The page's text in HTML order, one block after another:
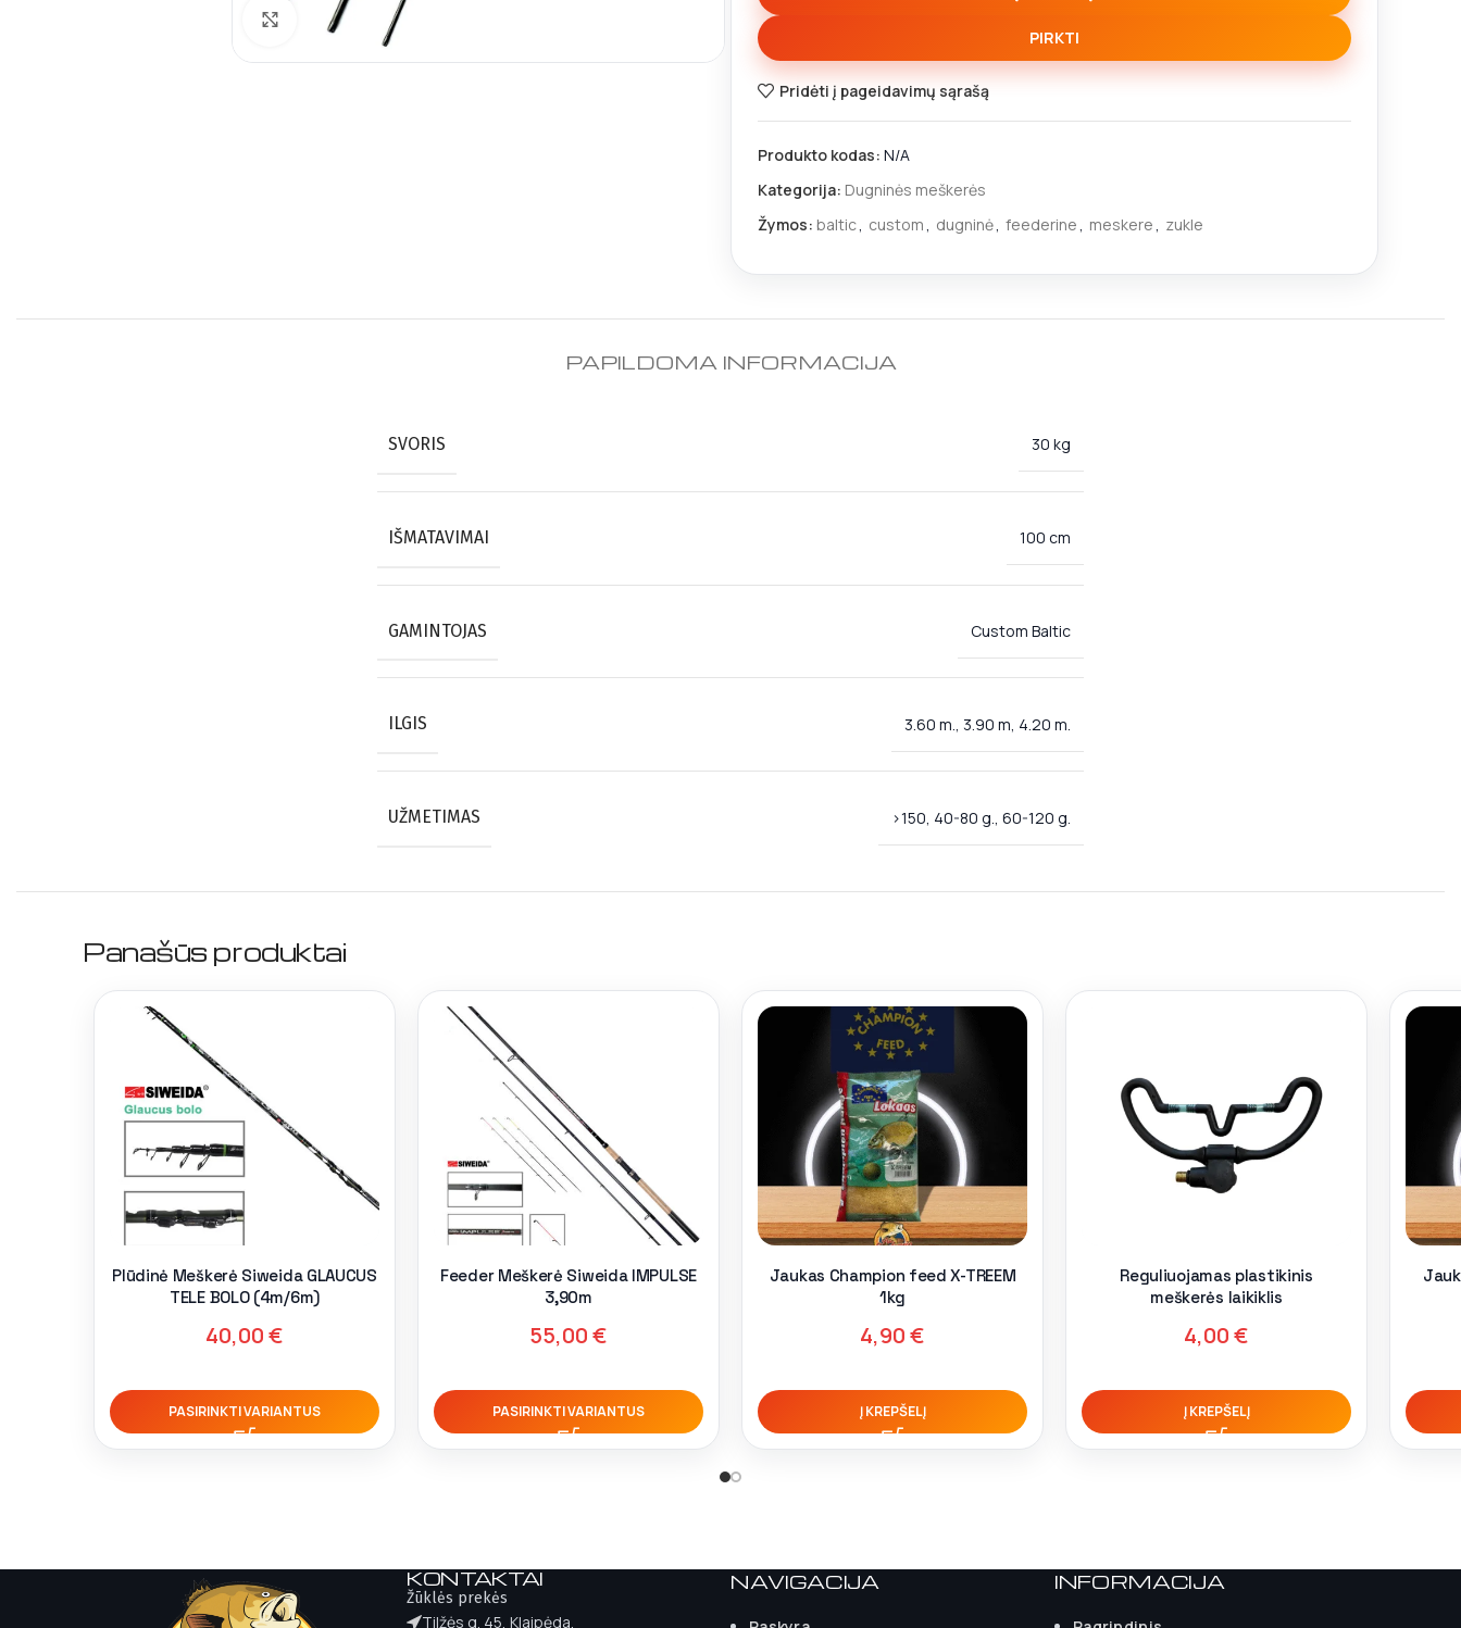
Spustelėkite norėdami padidinti
PIRKTI
Pridėti į pageidavimų sąrašą
Produkto kodas: N/A
Kategorija: Dugninės meškerės
Žymos: baltic, custom, dugninė, feederine, meskere, zukle
PAPILDOMA INFORMACIJA
SVORIS 30 kg
IŠMATAVIMAI 100 cm
GAMINTOJAS Custom Baltic
ILGIS 3.60 m., 3.90 m, 4.20 m.
UŽMETIMAS >150, 40-80 g., 60-120 g.
Panašūs produktai
Plūdinė Meškerė Siweida GLAUCUS
TELE BOLO (4m/6m)
40,00€
PASIRINKTI VARIANTUS
Feeder Meškerė Siweida IMPULSE
3,90m
55,00€
PASIRINKTI VARIANTUS
Jaukas Champion feed X-TREEM
1kg
4,90€
Į KREPŠELĮ
Reguliuojamas plastikinis
meškerės laikiklis
4,00€
Į KREPŠELĮ
KONTAKTAI
Žūklės prekės
Tilžės g. 45, Klaipėda.
NAVIGACIJA INFORMACIJA